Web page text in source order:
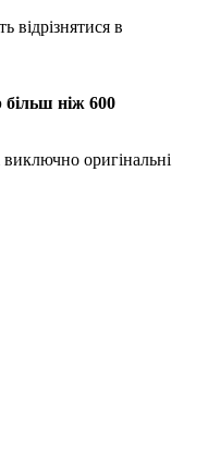
відрізнятися в
більш ніж 600
оригінальні